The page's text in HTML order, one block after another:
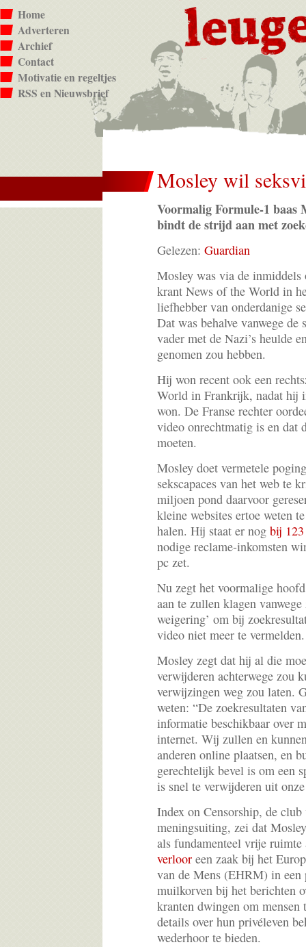
Home
Adverteren
Archief
Contact
Motivatie en regeltjes
RSS en Nieuwsbrief
Mosley wil
Voormalig Formule-1 baas
bindt de strijd aan met
Gelezen: Guardian
Mosley was via de inmiddels
krant News of the World in
liefhebber van onderdanige
Dat was behalve vanwege de
vader met de Nazi’s heulde
genomen zou hebben.
Hij won recent ook een
World in Frankrijk, nadat hij
won. De Franse rechter
video onrechtmatig is en dat
moeten.
Mosley doet vermetele
sekscapaces van het web te
miljoen pond daarvoor
kleine websites ertoe weten
halen. Hij staat er nog bij
nodige reclame-inkomsten
pc zet.
Nu zegt het voormalige
aan te zullen klagen
weigering’ om bij
video niet meer te vermelden.
Mosley zegt dat hij al die
verwijderen achterwege zou
verwijzingen weg zou laten.
weten: “De zoekresultaten
informatie beschikbaar over
internet. Wij zullen en
anderen online plaatsen, en
gerechtelijk bevel is om een
is snel te verwijderen uit
Index on Censorship, de
meningsuiting, zei dat
als fundamenteel vrije
verloor een zaak bij het
van de Mens (EHRM) in een
muilkorven bij het berichten
kranten dwingen om mensen
details over hun privéleven
wederhoor te bieden.